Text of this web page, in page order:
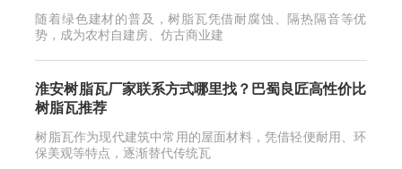
随着绿色建材的普及，树脂瓦凭借耐腐蚀、隔热隔音等优
势，成为农村自建房、仿古商业建
淮安树脂瓦厂家联系方式哪里找？巴蜀良匠高性价比
树脂瓦推荐
树脂瓦作为现代建筑中常用的屋面材料，凭借轻便耐用、环
保美观等特点，逐渐替代传统瓦